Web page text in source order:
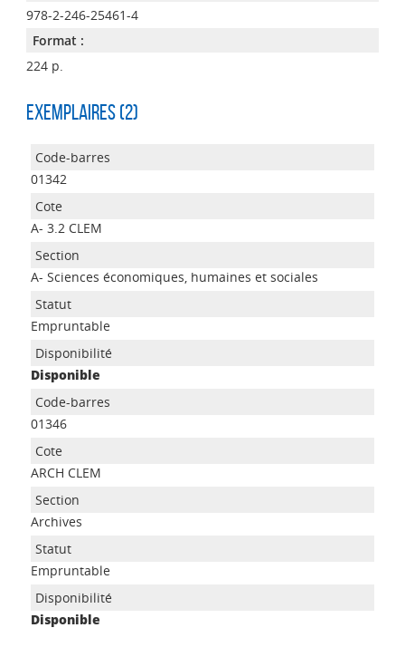
978-2-246-25461-4
Format :
224 p.
Exemplaires (2)
01342
A- 3.2 CLEM
A- Sciences économiques, humaines et sociales
Empruntable
Disponible
01346
ARCH CLEM
Archives
Empruntable
Disponible